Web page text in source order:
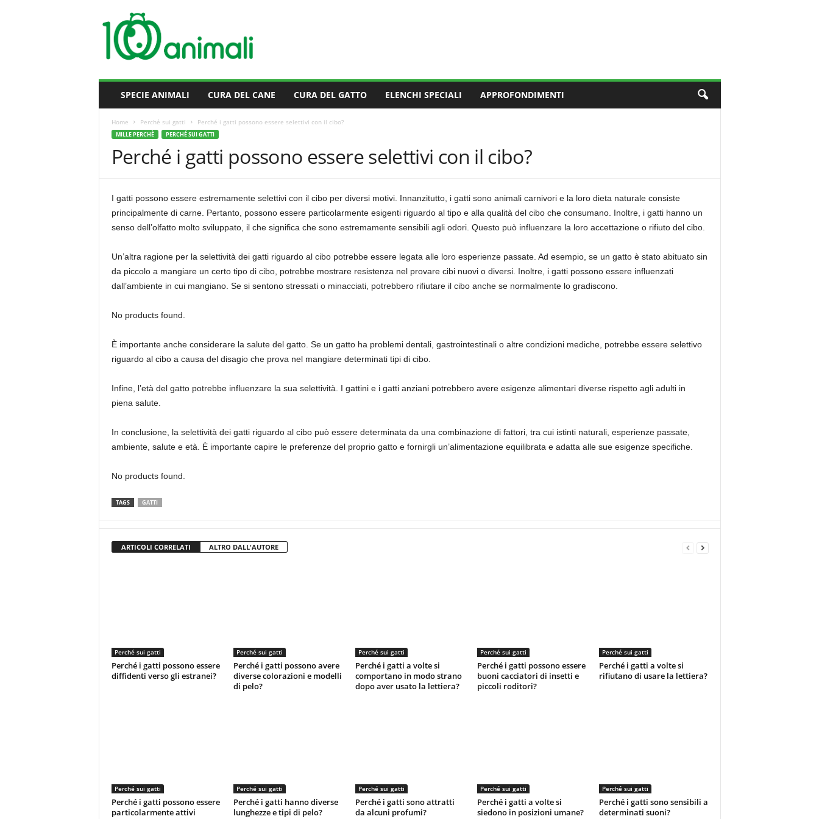
SPECIE ANIMALI CURA DEL CANE CURA DEL GATTO ELENCHI SPECIALI APPROFONDIMENTI
Home Perché sui gatti Perché i gatti possono essere selettivi con il cibo?
MILLE PERCHÈ PERCHÉ SUI GATTI
Perché i gatti possono essere selettivi con il cibo?
I gatti possono essere estremamente selettivi con il cibo per diversi motivi. Innanzitutto, i gatti sono animali carnivori e la loro dieta naturale consiste
principalmente di carne. Pertanto, possono essere particolarmente esigenti riguardo al tipo e alla qualità del cibo che consumano. Inoltre, i gatti hanno un
senso dell’olfatto molto sviluppato, il che significa che sono estremamente sensibili agli odori. Questo può influenzare la loro accettazione o rifiuto del cibo.
Un’altra ragione per la selettività dei gatti riguardo al cibo potrebbe essere legata alle loro esperienze passate. Ad esempio, se un gatto è stato abituato sin
da piccolo a mangiare un certo tipo di cibo, potrebbe mostrare resistenza nel provare cibi nuovi o diversi. Inoltre, i gatti possono essere influenzati
dall’ambiente in cui mangiano. Se si sentono stressati o minacciati, potrebbero rifiutare il cibo anche se normalmente lo gradiscono.
No products found.
È importante anche considerare la salute del gatto. Se un gatto ha problemi dentali, gastrointestinali o altre condizioni mediche, potrebbe essere selettivo
riguardo al cibo a causa del disagio che prova nel mangiare determinati tipi di cibo.
Infine, l’età del gatto potrebbe influenzare la sua selettività. I gattini e i gatti anziani potrebbero avere esigenze alimentari diverse rispetto agli adulti in
piena salute.
In conclusione, la selettività dei gatti riguardo al cibo può essere determinata da una combinazione di fattori, tra cui istinti naturali, esperienze passate,
ambiente, salute e età. È importante capire le preferenze del proprio gatto e fornirgli un’alimentazione equilibrata e adatta alle sue esigenze specifiche.
No products found.
TAGS GATTI
ARTICOLI CORRELATI ALTRO DALL'AUTORE
Perché sui gatti
Perché i gatti possono essere
diffidenti verso gli estranei?
Perché sui gatti
Perché i gatti possono avere
diverse colorazioni e modelli
di pelo?
Perché sui gatti
Perché i gatti a volte si
comportano in modo strano
dopo aver usato la lettiera?
Perché sui gatti
Perché i gatti possono essere
buoni cacciatori di insetti e
piccoli roditori?
Perché sui gatti
Perché i gatti a volte si
rifiutano di usare la lettiera?
Perché sui gatti
Perché i gatti possono essere
particolarmente attivi
Perché sui gatti
Perché i gatti hanno diverse
lunghezze e tipi di pelo?
Perché sui gatti
Perché i gatti sono attratti
da alcuni profumi?
Perché sui gatti
Perché i gatti a volte si
siedono in posizioni umane?
Perché sui gatti
Perché i gatti sono sensibili a
determinati suoni?